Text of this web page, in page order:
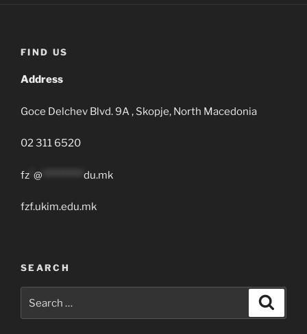
FIND US
Address
Goce Delchev Blvd. 9A , Skopje, North Macedonia
02 311 6520
fz @ du.mk
fzf.ukim.edu.mk
SEARCH
for: